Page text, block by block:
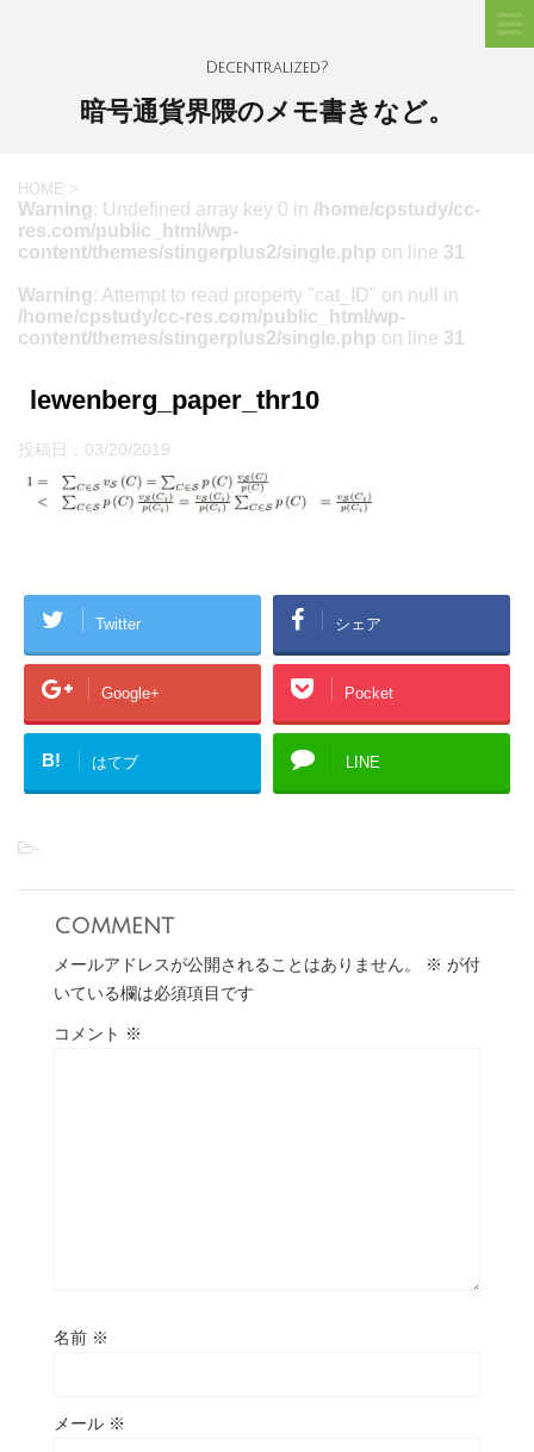
Decentralized?
暗号通貨界隈のメモ書きなど。
HOME >
Warning: Undefined array key 0 in /home/cpstudy/cc-
res.com/public_html/wp-
content/themes/stingerplus2/single.php on line 31
Warning: Attempt to read property "cat_ID" on null in
/home/cpstudy/cc-res.com/public_html/wp-
content/themes/stingerplus2/single.php on line 31
lewenberg_paper_thr10
投稿日： 03/20/2019
Twitter シェア
Google+ Pocket
B! はてブ LINE
-
comment
メールアドレスが公開されることはありません。 ※ が付
いている欄は必須項目です
コメント ※
名前 ※
メール ※